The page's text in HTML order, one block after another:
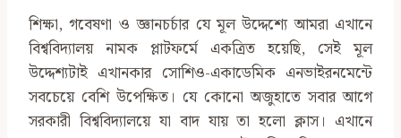
শিক্ষা, গবেষণা ও জ্ঞানচর্চার যে মূল উদ্দেশ্যে আমরা এখানে
বিশ্ববিদ্যালয় নামক প্লাটফর্মে একত্রিত হয়েছি, সেই মূল
উদ্দেশ্যটাই এখানকার সোশিও-একাডেমিক এনভাইরনমেন্টে
সবচেয়ে বেশি উপেক্ষিত। যে কোনো অজুহাতে সবার আগে
সরকারী বিশ্ববিদ্যালয়ে যা বাদ যায় তা হলো ক্লাস। এখানে